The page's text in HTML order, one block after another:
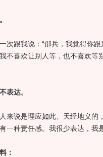
跟我说：“邵兵，我觉得你跟
不喜欢让别人等，也不喜欢等
达。
说是理应如此、天经地义的
有一种责任感。我很少表达，
：